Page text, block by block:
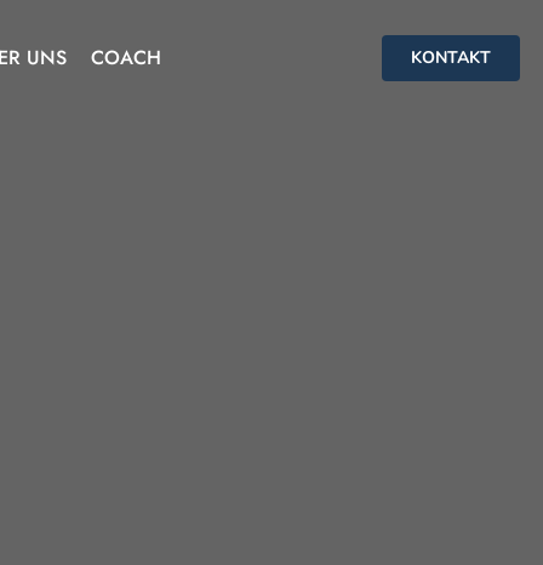
UNS COACH KONTAKT